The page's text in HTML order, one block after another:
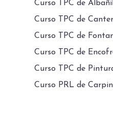
Curso TPC de
Curso TPC de
Curso TPC de
Curso TPC de
Curso TPC de
Curso PRL de